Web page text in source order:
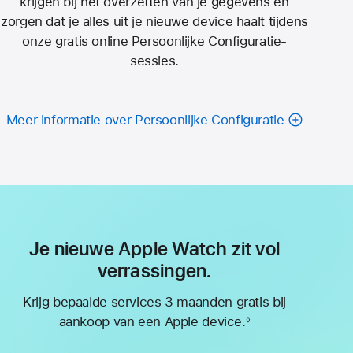
zorgen dat je alles uit je nieuwe device haalt tijdens
onze gratis online Persoonlijke Configuratie-
sessies.
Meer informatie over Persoonlijke Configuratie
Je nieuwe Apple Watch zit vol
verrassingen.
Krijg bepaalde services 3 maanden gratis bij
aankoop van een Apple device.◊